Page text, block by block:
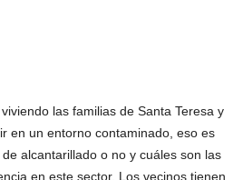
las familias de Santa Teresa y
en un entorno contaminado, eso es
alcantarillado o no y cuáles son las
en este sector. Los vecinos tienen